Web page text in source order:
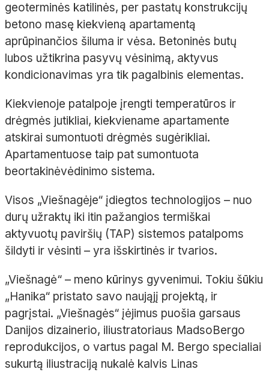
geoterminės katilinės, per pastatų konstrukcijų
betono masę kiekvieną apartamentą
aprūpinančios šiluma ir vėsa. Betoninės butų
lubos užtikrina pasyvų vėsinimą, aktyvus
kondicionavimas yra tik pagalbinis elementas.
Kiekvienoje patalpoje įrengti temperatūros ir
drėgmės jutikliai, kiekviename apartamente
atskirai sumontuoti drėgmės sugėrikliai.
Apartamentuose taip pat sumontuota
beortakinėvėdinimo sistema.
Visos „Viešnagėje“ įdiegtos technologijos – nuo
durų užraktų iki itin pažangios termiškai
aktyvuotų paviršių (TAP) sistemos patalpoms
šildyti ir vėsinti – yra išskirtinės ir tvarios.
„Viešnagė“ – meno kūrinys gyvenimui. Tokiu šūkiu
„Hanika“ pristato savo naująjį projektą, ir
pagrįstai. „Viešnagės“ įėjimus puošia garsaus
Danijos dizainerio, iliustratoriaus MadsoBergo
reprodukcijos, o vartus pagal M. Bergo specialiai
sukurtą iliustraciją nukalė kalvis Linas